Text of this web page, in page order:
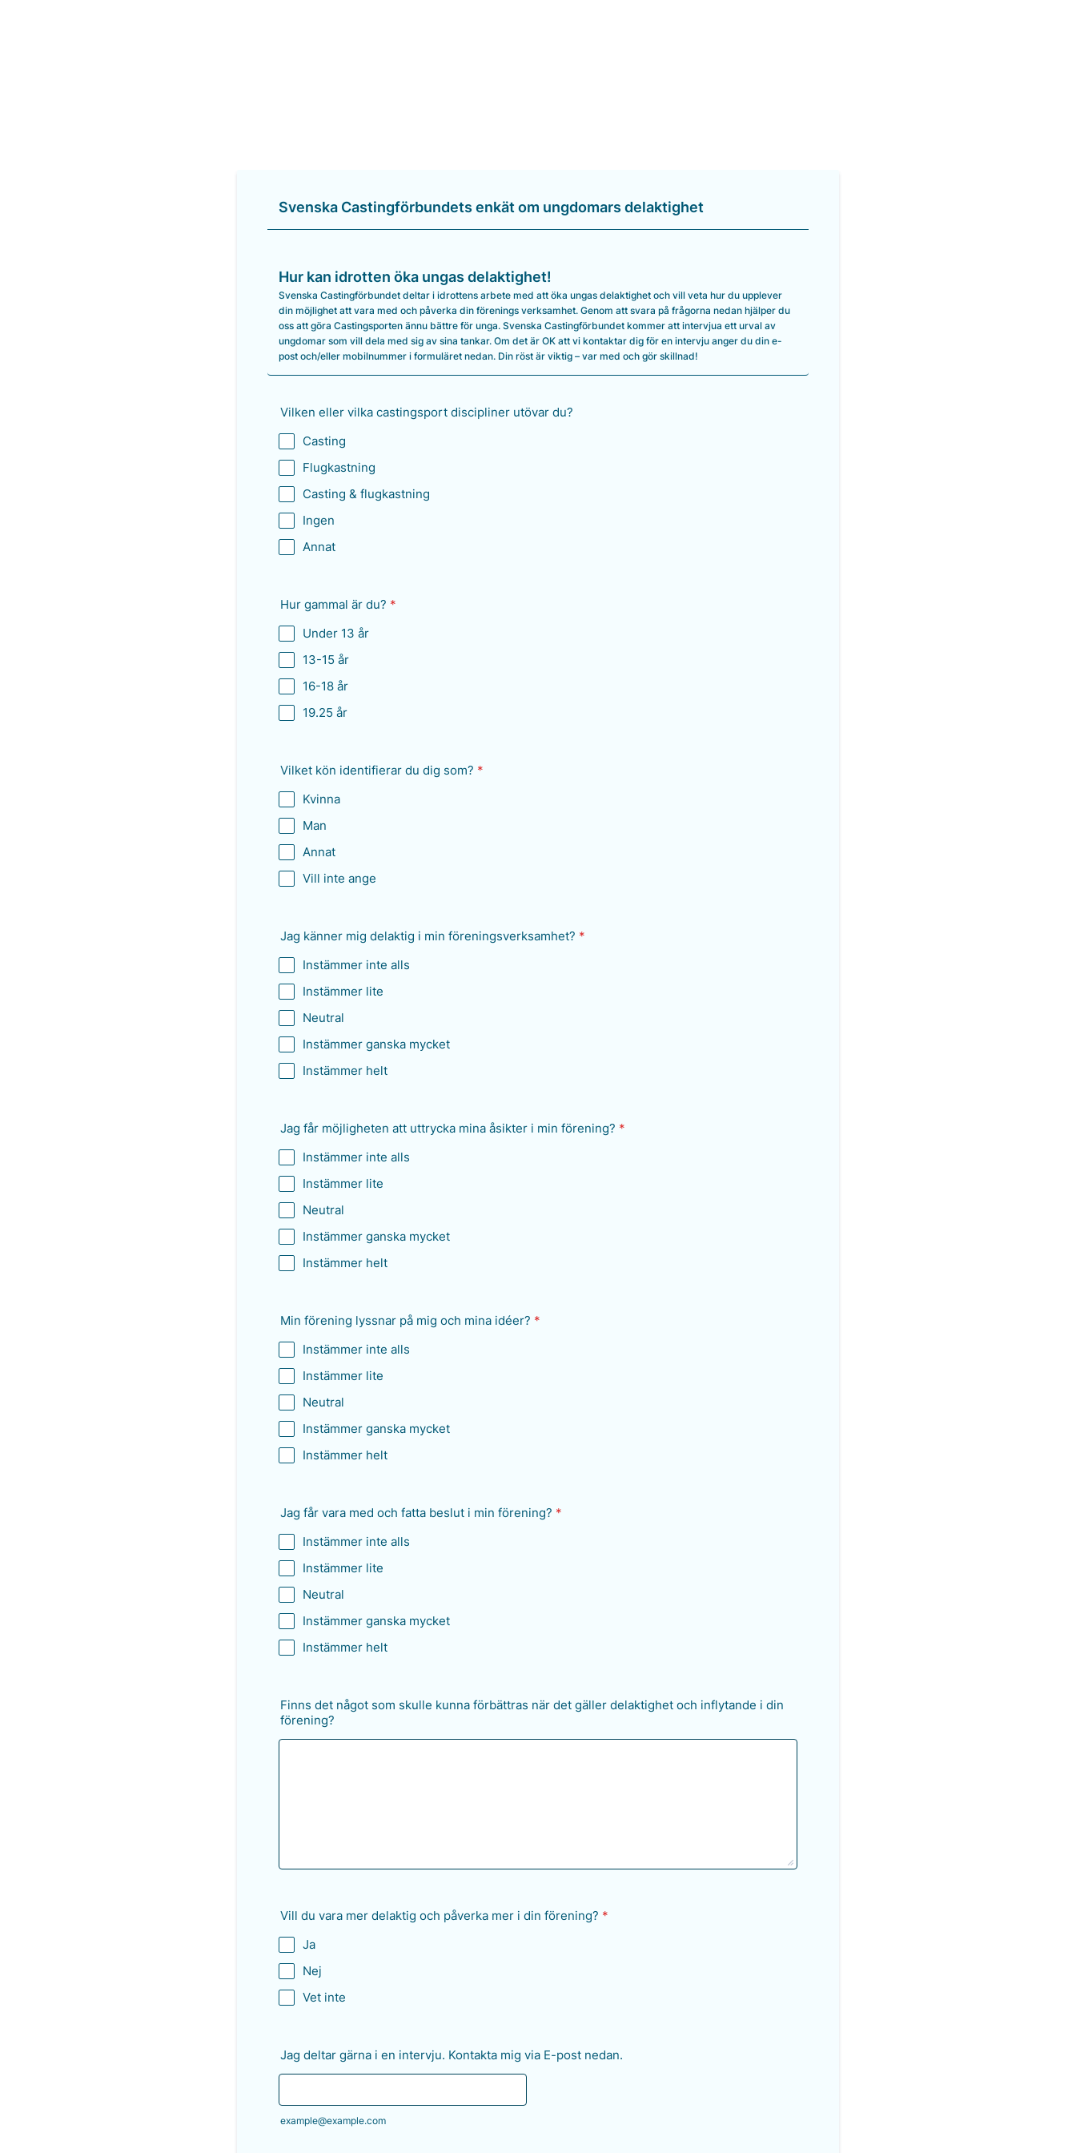
Svenska Castingförbundets enkät om ungdomars delaktighet
Hur kan idrotten öka ungas delaktighet!
Svenska Castingförbundet deltar i idrottens arbete med att öka ungas delaktighet och vill veta hur du upplever
din möjlighet att vara med och påverka din förenings verksamhet. Genom att svara på frågorna nedan hjälper du
oss att göra Castingsporten ännu bättre för unga. Svenska Castingförbundet kommer att intervjua ett urval av
ungdomar som vill dela med sig av sina tankar. Om det är OK att vi kontaktar dig för en intervju anger du din e-
post och/eller mobilnummer i formuläret nedan. Din röst är viktig – var med och gör skillnad!
Vilken eller vilka castingsport discipliner utövar du?
Casting
Flugkastning
Casting & flugkastning
Ingen
Annat
Hur gammal är du? *
Under 13 år
13-15 år
16-18 år
19.25 år
Vilket kön identifierar du dig som? *
Kvinna
Man
Annat
Vill inte ange
Jag känner mig delaktig i min föreningsverksamhet? *
Instämmer inte alls
Instämmer lite
Neutral
Instämmer ganska mycket
Instämmer helt
Jag får möjligheten att uttrycka mina åsikter i min förening? *
Instämmer inte alls
Instämmer lite
Neutral
Instämmer ganska mycket
Instämmer helt
Min förening lyssnar på mig och mina idéer? *
Instämmer inte alls
Instämmer lite
Neutral
Instämmer ganska mycket
Instämmer helt
Jag får vara med och fatta beslut i min förening? *
Instämmer inte alls
Instämmer lite
Neutral
Instämmer ganska mycket
Instämmer helt
Finns det något som skulle kunna förbättras när det gäller delaktighet och inflytande i din
förening?
Vill du vara mer delaktig och påverka mer i din förening? *
Ja
Nej
Vet inte
Jag deltar gärna i en intervju. Kontakta mig via E-post nedan.
example@example.com